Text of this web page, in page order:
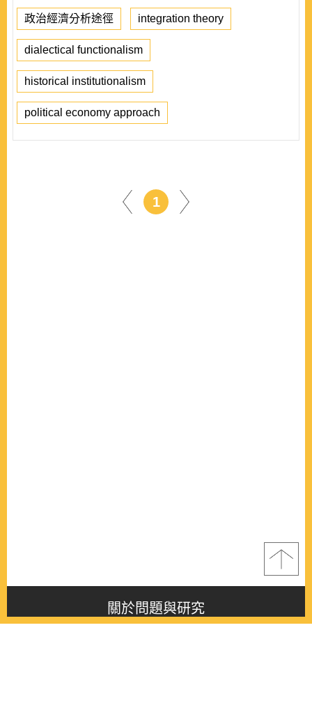
政治經濟分析途徑 integration theory
dialectical functionalism
historical institutionalism
political economy approach
1
關於問題與研究
About this journal